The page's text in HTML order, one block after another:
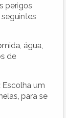
perigos
água,
de
Escolha um
para se